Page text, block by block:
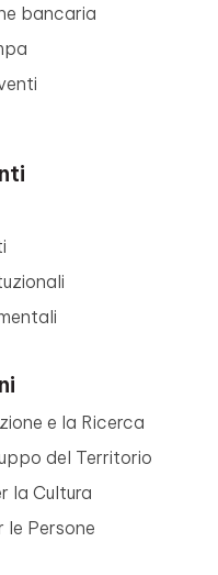
bancaria
e la Ricerca
del Territorio
la Cultura
le Persone